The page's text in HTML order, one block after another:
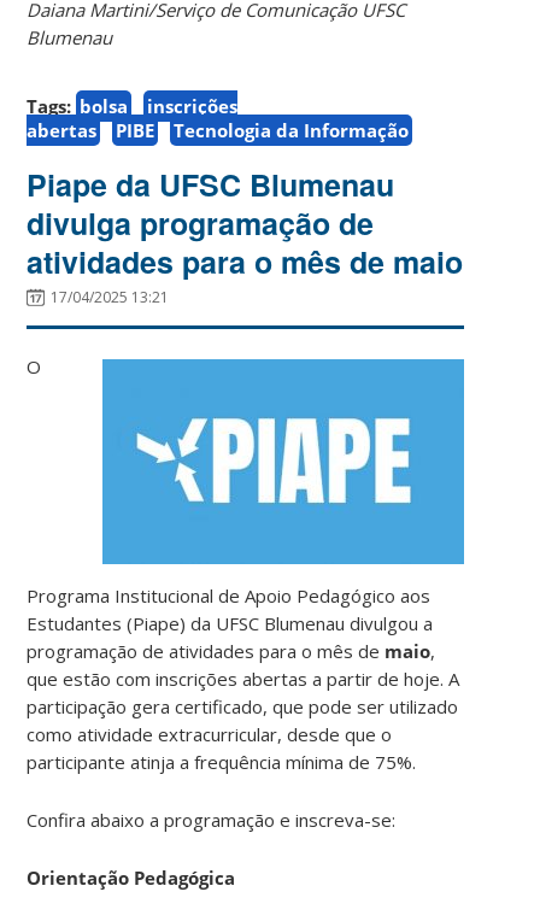
Daiana Martini/Serviço de Comunicação UFSC
Blumenau
Tags: bolsa
inscrições
abertas
PIBE Tecnologia da Informação
Piape da UFSC Blumenau
divulga programação de
atividades para o mês de maio
17/04/2025 13:21
O
Programa Institucional de Apoio Pedagógico aos
Estudantes (Piape) da UFSC Blumenau divulgou a
programação de atividades para o mês de maio,
que estão com inscrições abertas a partir de hoje. A
participação gera certificado, que pode ser utilizado
como atividade extracurricular, desde que o
participante atinja a frequência mínima de 75%.
Confira abaixo a programação e inscreva-se:
Orientação Pedagógica